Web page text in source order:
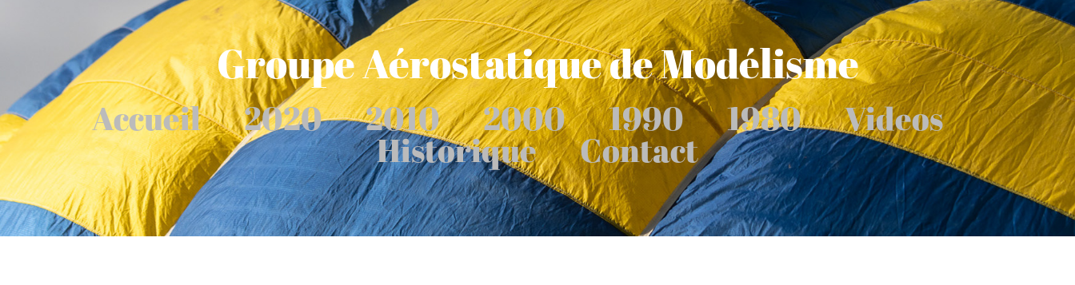
Groupe Aérostatique de Modélisme
Accueil 2020 2010 2000 1990 1980 Videos
Historique Contact